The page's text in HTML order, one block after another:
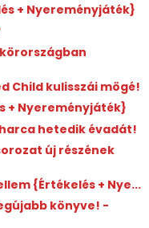
+ Nyereményjáték}
Child kulisszái mögé!
+ Nyereményjáték}
hetedik évadát!
új részének
{Értékelés + Nye...
könyve! -